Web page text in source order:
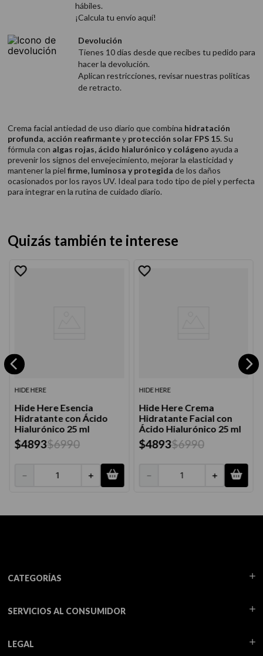
hábiles.
¡Calcula tu envío aquí!
Devolución
Tienes 10 días desde que recibes tu pedido para
hacer la devolución.
Aplican restricciones, revisar nuestras politicas
de retracto.
Crema facial antiedad de uso diario que combina hidratación
profunda, acción reafirmantey protección solar FPS 15. Su
fórmula con algas rojas, ácido hialurónico y colágeno ayuda a
prevenir los signos del envejecimiento, mejorar la elasticidad y
mantener la piel firme, luminosa y protegida de los daños
ocasionados por los rayos UV. Ideal para todo tipo de piel y perfecta
para integrar en la rutina de cuidado diario.
Quizás también te interese
HIDE HERE
Hide Here Esencia
Hidratante con Ácido
Hialurónico 25 ml
$4893$6990
＋
－
HIDE HERE
Hide Here Crema
Hidratante Facial con
Ácido Hialurónico 25 ml
$4893$6990
＋
－
CATEGORÍAS
SERVICIOS AL CONSUMIDOR
LEGAL